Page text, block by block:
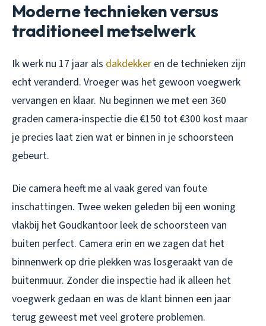
Moderne technieken versus
traditioneel metselwerk
Ik werk nu 17 jaar als dakdekker en de technieken zijn
echt veranderd. Vroeger was het gewoon voegwerk
vervangen en klaar. Nu beginnen we met een 360
graden camera-inspectie die €150 tot €300 kost maar
je precies laat zien wat er binnen in je schoorsteen
gebeurt.
Die camera heeft me al vaak gered van foute
inschattingen. Twee weken geleden bij een woning
vlakbij het Goudkantoor leek de schoorsteen van
buiten perfect. Camera erin en we zagen dat het
binnenwerk op drie plekken was losgeraakt van de
buitenmuur. Zonder die inspectie had ik alleen het
voegwerk gedaan en was de klant binnen een jaar
terug geweest met veel grotere problemen.